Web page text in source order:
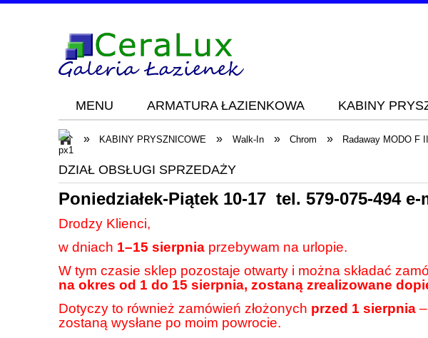
MENU ARMATURA ŁAZIENKOWA KABINY
Blog KONTAKT
» KABINY PRYSZNICOWE » Walk-In » Chrom » Radaway MODO F
DZIAŁ OBSŁUGI SPRZEDAŻY
Poniedziałek-Piątek 10-17 tel. 579-075-494e-
Drodzy Klienci,
w dniach 1–15 sierpnia przebywam na urlopie.
W tym czasie sklep pozostaje otwarty i można składać
na okres od 1 do 15 sierpnia, zostaną zrealizowane
Dotyczy to również zamówień złożonych przed 1 sierpnia
zostaną wysłane po moim powrocie.